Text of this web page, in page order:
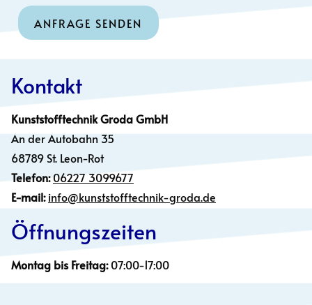
Kontakt
Kunststofftechnik Groda GmbH
An der Autobahn 35
68789 St. Leon-Rot
Telefon:06227 3099677
E-mail: info@kunststofftechnik-groda.de
Öffnungszeiten
Montag bis Freitag:07:00-17:00